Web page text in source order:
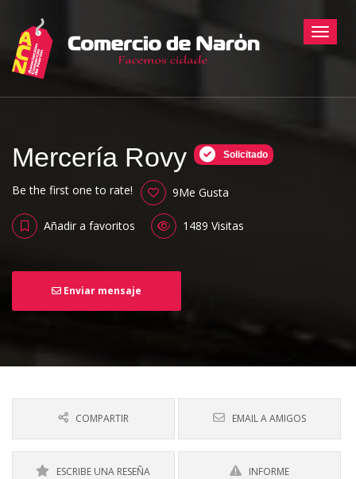
Mercería Rovy Solicitado
Be the first one to rate! 9Me Gusta
Añadir a favoritos 1489 Visitas
Enviar mensaje
COMPARTIR EMAIL A AMIGOS
ESCRIBE UNA RESEÑA INFORME